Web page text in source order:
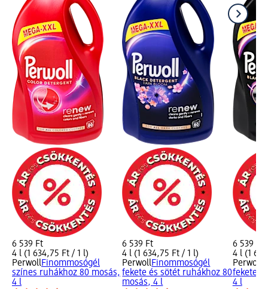
6 539 Ft
4 l (1 634,75 Ft / 1 l)
PerwollFinommosógél
színes ruhákhoz 80 mosás,
4 l
6 539 Ft
4 l (1 634,75 Ft / 1 l)
PerwollFinommosógél
fekete és sötét ruhákhoz 80
mosás, 4 l
6 539 Ft
4 l (1
Perwoll
fekete
4 l